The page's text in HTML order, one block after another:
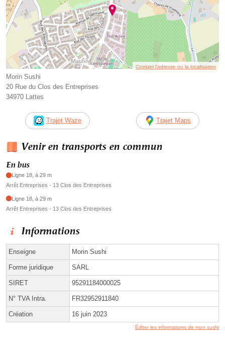
Corriger l’adresse ou la localisation
Morin Sushi
20 Rue du Clos des Entreprises
34970 Lattes
Trajet Waze Trajet Maps
Venir en transports en commun
En bus
Ligne 18, à 29 m
Arrêt Entreprises - 13 Clos des Entreprises
Ligne 18, à 29 m
Arrêt Entreprises - 13 Clos des Entreprises
Informations
Enseigne Morin Sushi
Forme juridique SARL
SIRET 95291184000025
N° TVA Intra. FR32952911840
Création 16 juin 2023
Éditer les informations de mon sushi